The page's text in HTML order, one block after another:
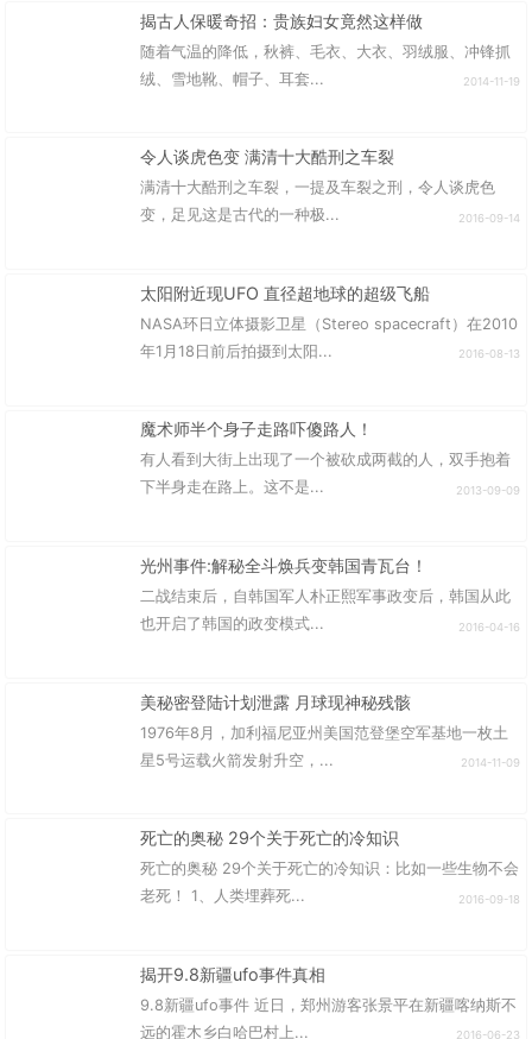
揭古人保暖奇招：贵族妇女竟然这样做
随着气温的降低，秋裤、毛衣、大衣、羽绒服、冲锋抓
绒、雪地靴、帽子、耳套...
2014-11-19
令人谈虎色变 满清十大酷刑之车裂
满清十大酷刑之车裂，一提及车裂之刑，令人谈虎色
变，足见这是古代的一种极...
2016-09-14
太阳附近现UFO 直径超地球的超级飞船
NASA环日立体摄影卫星（Stereo spacecraft）在2010
年1月18日前后拍摄到太阳...
2016-08-13
魔术师半个身子走路吓傻路人！
有人看到大街上出现了一个被砍成两截的人，双手抱着
下半身走在路上。这不是...
2013-09-09
光州事件:解秘全斗焕兵变韩国青瓦台！
二战结束后，自韩国军人朴正熙军事政变后，韩国从此
也开启了韩国的政变模式...
2016-04-16
美秘密登陆计划泄露 月球现神秘残骸
1976年8月，加利福尼亚州美国范登堡空军基地一枚土
星5号运载火箭发射升空，...
2014-11-09
死亡的奥秘 29个关于死亡的冷知识
死亡的奥秘 29个关于死亡的冷知识：比如一些生物不会
老死！ 1、人类埋葬死...
2016-09-18
揭开9.8新疆ufo事件真相
9.8新疆ufo事件 近日，郑州游客张景平在新疆喀纳斯不
远的霍木乡白哈巴村上...
2016-06-23